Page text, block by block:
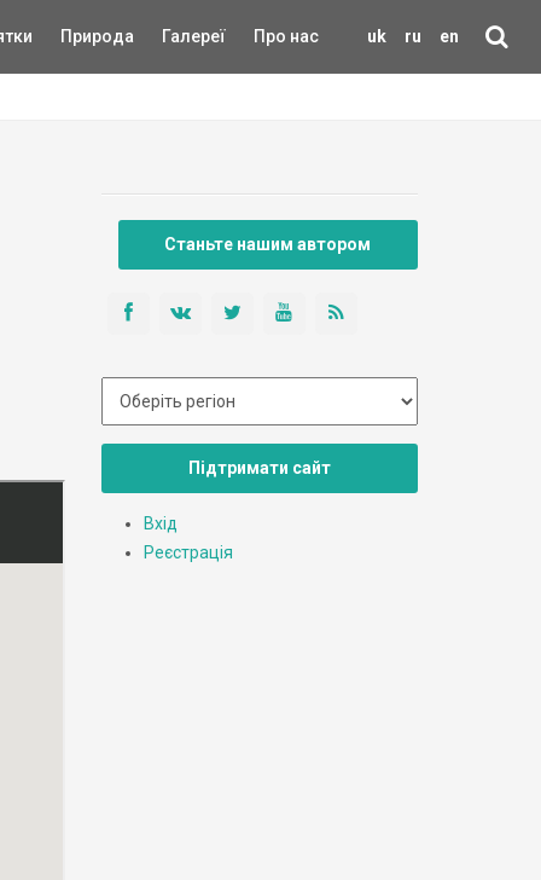
uk ru en
Природа Галереї Про нас
Станьте нашим автором
Підтримати сайт
Вхід
Реєстрація